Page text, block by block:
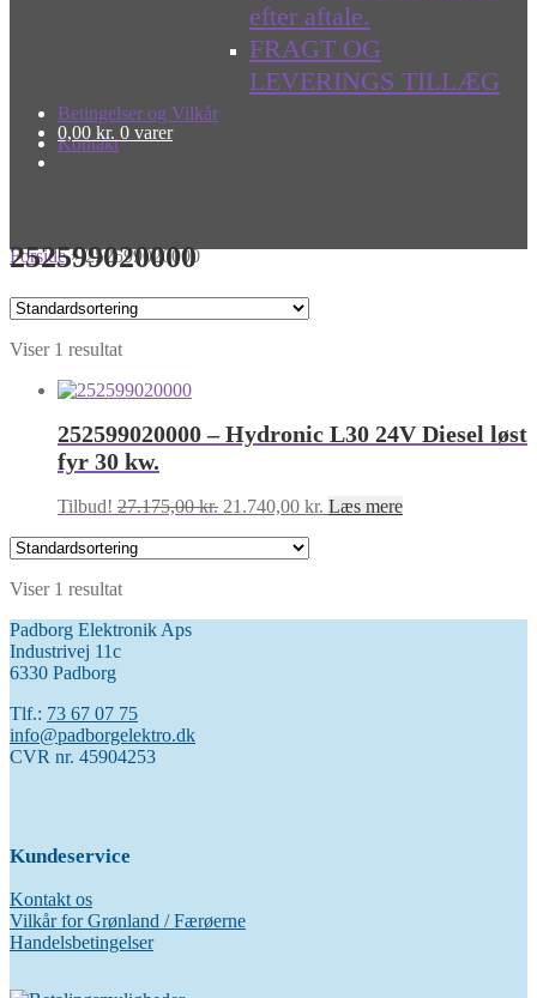
efter aftale.
FRAGT OG
LEVERINGS TILLÆG
Betingelser og Vilkår
Kontakt
0,00 kr. 0 varer
Forside»252599020000
252599020000
Viser 1 resultat
252599020000 – Hydronic L30 24V Diesel løst
fyr 30 kw.
Tilbud! 27.175,00kr. Den
21.740,00 kr. Den
Læs mere
Viser 1 resultat
Padborg Elektronik Aps
Industrivej 11c
6330 Padborg
Tlf.: 73 67 07 75
info@padborgelektro.dk
CVR nr. 45904253
Kundeservice
Kontakt os
Vilkår for Grønland / Færøerne
Handelsbetingelser